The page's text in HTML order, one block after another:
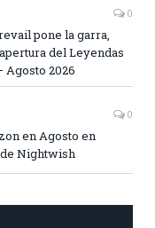
0
pone la garra,
del Leyendas
2026
0
en Agosto en
Nightwish